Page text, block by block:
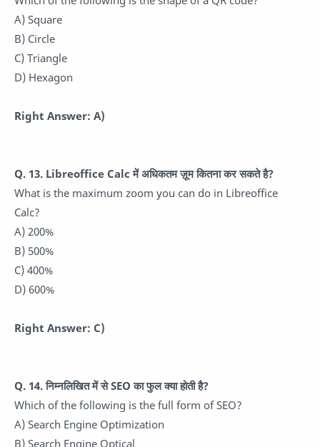
A) Square
B) Circle
C) Triangle
D) Hexagon
Right Answer: A)
Q. 13. Libreoffice Calc में अधिकतम ज़ूम कितना कर सकते है?
What is the maximum zoom you can do in Libreoffice
Calc?
A) 200%
B) 500%
C) 400%
D) 600%
Right Answer: C)
Q. 14. निम्नलिखित में से SEO का फुल क्या होती है?
Which of the following is the full form of SEO?
A) Search Engine Optimization
B) Search Engine Optical